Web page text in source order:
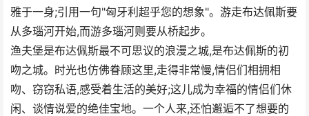
雅于一身;引用一句"匈牙利超乎您的想象"。游走布达佩斯要
从多瑙河开始,而游多瑙河则要从桥起步。
渔夫堡是布达佩斯最不可思议的浪漫之城,是布达佩斯的初
吻之城。时光也仿佛眷顾这里,走得非常慢,情侣们相拥相
吻、窃窃私语,感受着生活的美好;这儿成为幸福的情侣们休
闲、谈情说爱的绝佳宝地。一个人来,还怕邂逅不了想要的